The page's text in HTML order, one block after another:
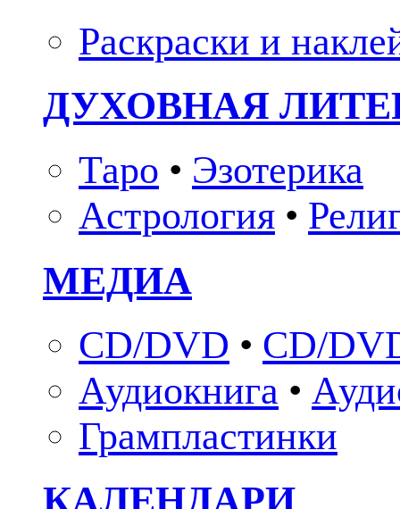
Раскраски и
ДУХОВНАЯ
Таро • Эзотерика
Астрология •
МЕДИА
CD/DVD • CD/
Аудиокнига •
Грампластинки